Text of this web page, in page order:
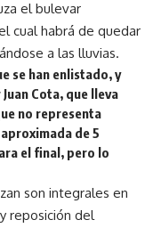
el bulevar
cual habrá de quedar
a las lluvias.
se han enlistado, y
Cota, que lleva
no representa
de 5
el final, pero lo
son integrales en
reposición del